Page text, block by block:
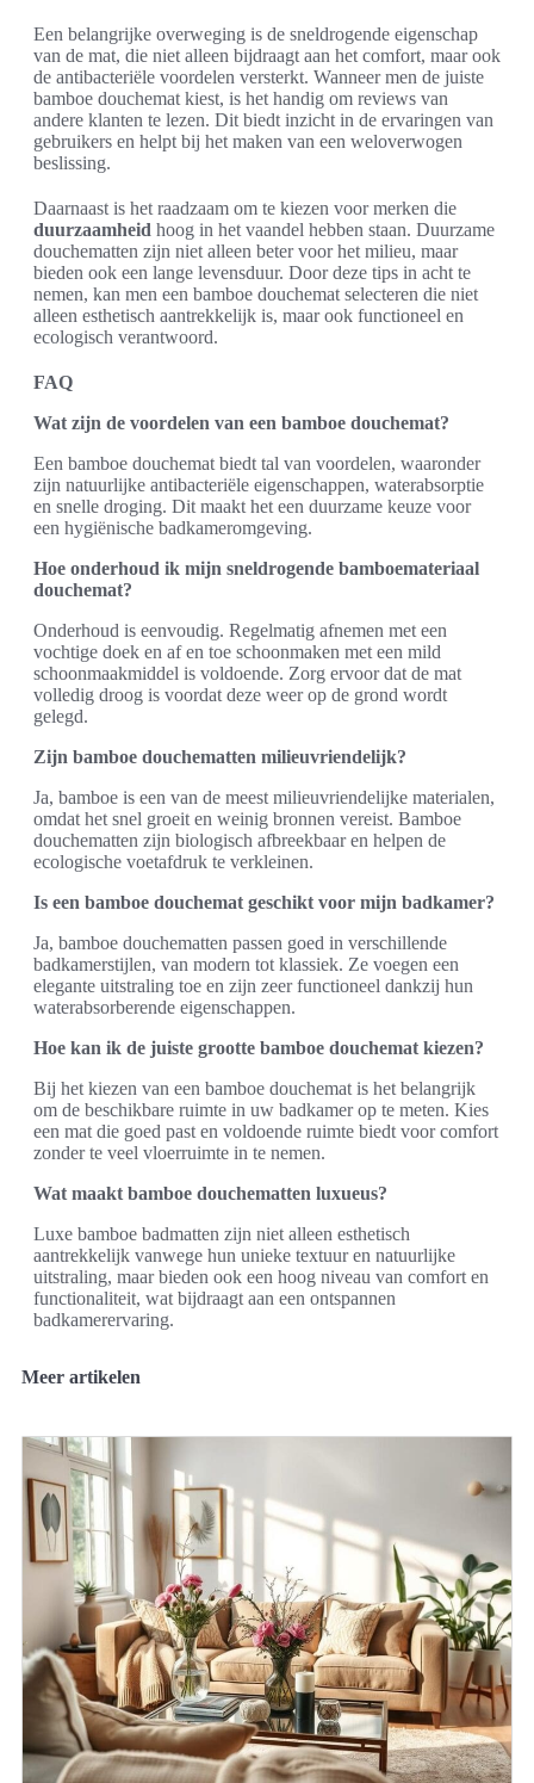
Een belangrijke overweging is de sneldrogende eigenschap
van de mat, die niet alleen bijdraagt aan het comfort, maar ook
de antibacteriële voordelen versterkt. Wanneer men de juiste
bamboe douchemat kiest, is het handig om reviews van
andere klanten te lezen. Dit biedt inzicht in de ervaringen van
gebruikers en helpt bij het maken van een weloverwogen
beslissing.
Daarnaast is het raadzaam om te kiezen voor merken die
duurzaamheid hoog in het vaandel hebben staan. Duurzame
douchematten zijn niet alleen beter voor het milieu, maar
bieden ook een lange levensduur. Door deze tips in acht te
nemen, kan men een bamboe douchemat selecteren die niet
alleen esthetisch aantrekkelijk is, maar ook functioneel en
ecologisch verantwoord.
FAQ
Wat zijn de voordelen van een bamboe douchemat?
Een bamboe douchemat biedt tal van voordelen, waaronder
zijn natuurlijke antibacteriële eigenschappen, waterabsorptie
en snelle droging. Dit maakt het een duurzame keuze voor
een hygiënische badkameromgeving.
Hoe onderhoud ik mijn sneldrogende bamboemateriaal
douchemat?
Onderhoud is eenvoudig. Regelmatig afnemen met een
vochtige doek en af en toe schoonmaken met een mild
schoonmaakmiddel is voldoende. Zorg ervoor dat de mat
volledig droog is voordat deze weer op de grond wordt
gelegd.
Zijn bamboe douchematten milieuvriendelijk?
Ja, bamboe is een van de meest milieuvriendelijke materialen,
omdat het snel groeit en weinig bronnen vereist. Bamboe
douchematten zijn biologisch afbreekbaar en helpen de
ecologische voetafdruk te verkleinen.
Is een bamboe douchemat geschikt voor mijn badkamer?
Ja, bamboe douchematten passen goed in verschillende
badkamerstijlen, van modern tot klassiek. Ze voegen een
elegante uitstraling toe en zijn zeer functioneel dankzij hun
waterabsorberende eigenschappen.
Hoe kan ik de juiste grootte bamboe douchemat kiezen?
Bij het kiezen van een bamboe douchemat is het belangrijk
om de beschikbare ruimte in uw badkamer op te meten. Kies
een mat die goed past en voldoende ruimte biedt voor comfort
zonder te veel vloerruimte in te nemen.
Wat maakt bamboe douchematten luxueus?
Luxe bamboe badmatten zijn niet alleen esthetisch
aantrekkelijk vanwege hun unieke textuur en natuurlijke
uitstraling, maar bieden ook een hoog niveau van comfort en
functionaliteit, wat bijdraagt aan een ontspannen
badkamerervaring.
Meer artikelen